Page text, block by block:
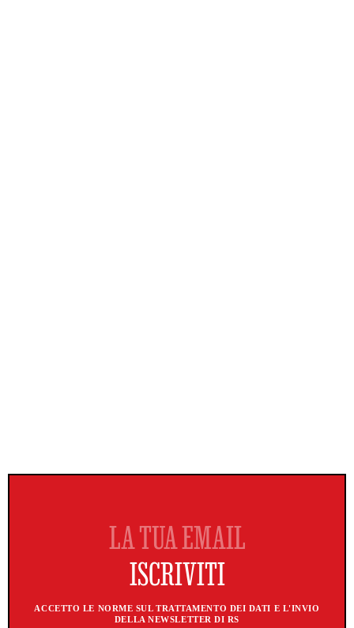
ACCETTO LE NORME SUL TRATTAMENTO DEI DATI E L'INVIO
DELLA NEWSLETTER DI RS